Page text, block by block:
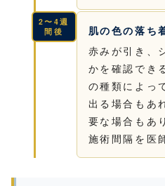
2〜4週
間後
肌の色の落ち
赤みが引き、
かを確認でき
の種類によっ
出る場合もあ
要な場合もあ
施術間隔を医